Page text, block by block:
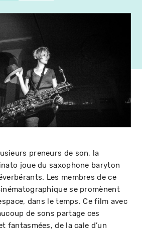
preneurs de son, la
joue du saxophone baryton
Les membres de ce
se promènent
dans le temps. Ce film avec
de sons partage ces
fantasmées, de la cale d’un